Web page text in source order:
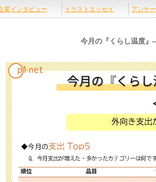
今月の『くらし温度